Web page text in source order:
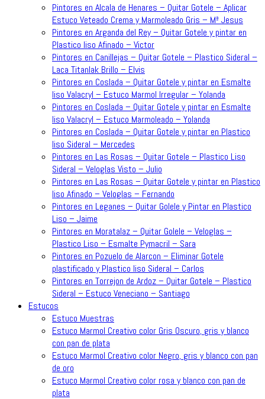
Pintores en Alcala de Henares – Quitar Gotele – Aplicar
Estuco Veteado Crema y Marmoleado Gris – Mª Jesus
Pintores en Arganda del Rey – Quitar Gotele y pintar en
Plastico liso Afinado – Victor
Pintores en Canillejas – Quitar Gotele – Plastico Sideral –
Laca Titanlak Brillo – Elvis
Pintores en Coslada – Quitar Gotele y pintar en Esmalte
liso Valacryl – Estuco Marmol Irregular – Yolanda
Pintores en Coslada – Quitar Gotele y pintar en Esmalte
liso Valacryl – Estuco Marmoleado – Yolanda
Pintores en Coslada – Quitar Gotele y pintar en Plastico
liso Sideral – Mercedes
Pintores en Las Rosas – Quitar Gotele – Plastico Liso
Sideral – Veloglas Visto – Julio
Pintores en Las Rosas – Quitar Gotele y pintar en Plastico
liso Afinado – Veloglas – Fernando
Pintores en Leganes – Quitar Golele y Pintar en Plastico
Liso – Jaime
Pintores en Moratalaz – Quitar Golele – Veloglas –
Plastico Liso – Esmalte Pymacril – Sara
Pintores en Pozuelo de Alarcon – Eliminar Gotele
plastificado y Plastico liso Sideral – Carlos
Pintores en Torrejon de Ardoz – Quitar Gotele – Plastico
Sideral – Estuco Veneciano – Santiago
Estucos
Estuco Muestras
Estuco Marmol Creativo color Gris Oscuro, gris y blanco
con pan de plata
Estuco Marmol Creativo color Negro, gris y blanco con pan
de oro
Estuco Marmol Creativo color rosa y blanco con pan de
plata